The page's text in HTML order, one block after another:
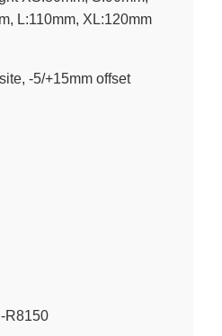
L:110mm, XL:120mm
-5/+15mm offset
R8150